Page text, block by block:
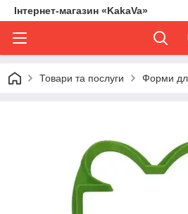
Інтернет-магазин «KakaVa»
Товари та послуги Форми